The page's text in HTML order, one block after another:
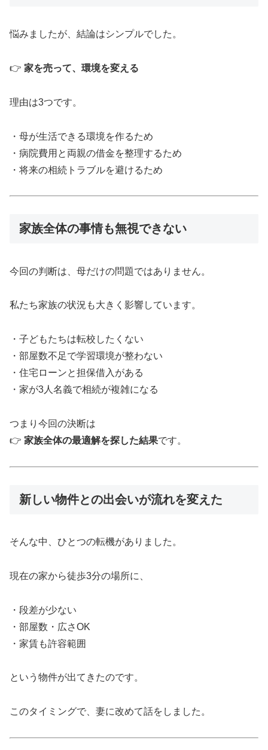
悩みましたが、結論はシンプルでした。
👉 家を売って、環境を変える
理由は3つです。
・母が生活できる環境を作るため
・病院費用と両親の借金を整理するため
・将来の相続トラブルを避けるため
家族全体の事情も無視できない
今回の判断は、母だけの問題ではありません。
私たち家族の状況も大きく影響しています。
・子どもたちは転校したくない
・部屋数不足で学習環境が整わない
・住宅ローンと担保借入がある
・家が3人名義で相続が複雑になる
つまり今回の決断は
👉 家族全体の最適解を探した結果です。
新しい物件との出会いが流れを変えた
そんな中、ひとつの転機がありました。
現在の家から徒歩3分の場所に、
・段差が少ない
・部屋数・広さOK
・家賃も許容範囲
という物件が出てきたのです。
このタイミングで、妻に改めて話をしました。